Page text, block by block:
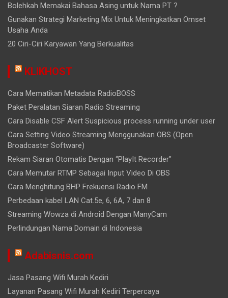
Bolehkah Memakai Bahasa Asing untuk Nama PT ?
Gunakan Strategi Marketing Mix Untuk Meningkatkan Omset
Usaha Anda
20 Ciri-Ciri Karyawan Yang Berkualitas
KLIKHOST
Cara Mematikan Metadata RadioBOSS
Paket Peralatan Siaran Radio Streaming
Cara Disable CSF Alert Suspicious process running under user
Cara Setting Video Streaming Menggunakan OBS (Open
Broadcaster Software)
Rekam Siaran Otomatis Dengan “PlayIt Recorder”
Cara Memutar RTMP Sebagai Input Video Di OBS
Cara Menghitung BHP Frekuensi Radio FM
Perbedaan kabel LAN Cat.5e, 6, 6A, 7 dan 8
Streaming Wowza di Android Dengan ManyCam
Perlindungan Nama Domain di Indonesia
Adabisnis.com
Jasa Pasang Wifi Murah Kediri
Layanan Pasang Wifi Murah Kediri Terpercaya